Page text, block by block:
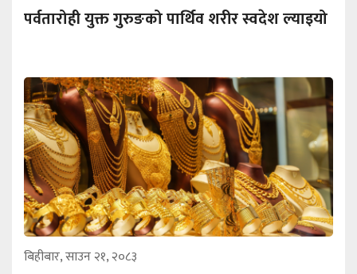
पर्वतारोही युक्त गुरुङको पार्थिव शरीर स्वदेश ल्याइयो
बिहीबार, साउन २१, २०८३